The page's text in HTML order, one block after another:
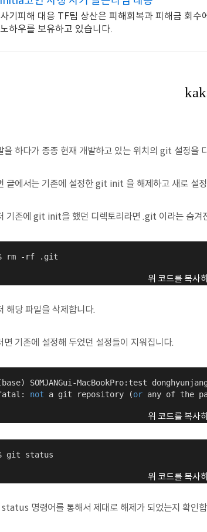
사기피해 대응 TF팀 상산은 피해회복과 피해금 회수
노하우를 보유하고 있습니다.
을 하다가 종종 현재 개발하고 있는 위치의 git 설정을
글에서는 기존에 설정한 git init 을 해제하고 새로 설
기존에 git init을 했던 디렉토리라면 .git 이라는 숨겨
rm -rf .git
위 코드를 복사
해당 파일을 삭제합니다.
면 기존에 설정해 두었던 설정들이 지워집니다.
SOMJANGui-MacBookPro:test
not a git repository (or any of the
위 코드를 복사
git status
위 코드를 복사
명령어를 통해서 제대로 해제가 되었는지 확인